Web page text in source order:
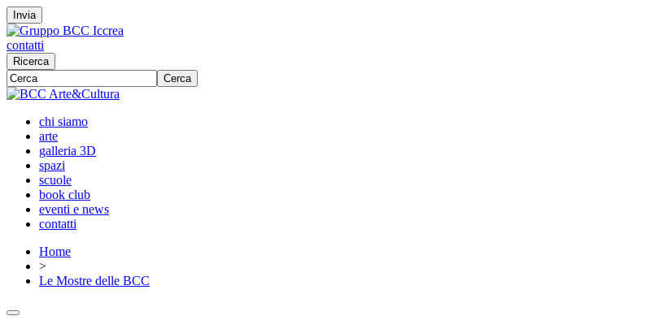
Invia
contatti
Ricerca
Cerca
chi siamo
arte
galleria 3D
spazi
scuole
book club
eventi e news
contatti
Home
>
Le Mostre delle BCC